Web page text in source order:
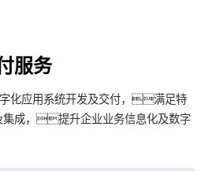
服务
化应用系统开发及交付，满足特
集成，提升企业业务信息化及数字